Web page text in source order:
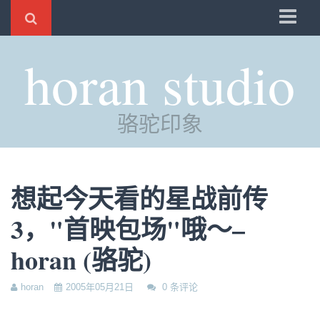
时光
评分
管理
horan studio
骆驼印象
想起今天看的星战前传
3，"首映包场"哦～–
horan (骆驼)
horan 2005年05月21日 0 条评论